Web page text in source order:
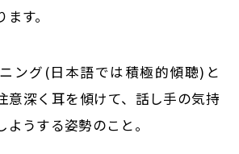
す。
ング(日本語では積極的傾聴)と
意深く耳を傾けて、話し手の気持
うする姿勢のこと。